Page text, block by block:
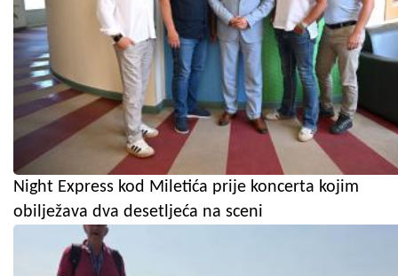
Night Express kod Miletića prije koncerta kojim
obilježava dva desetljeća na sceni